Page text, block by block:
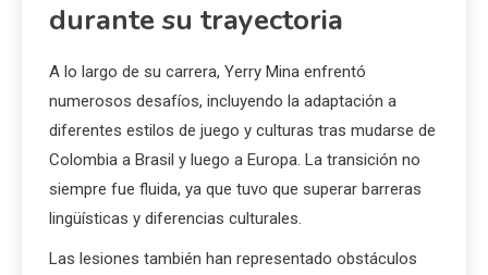
durante su trayectoria
A lo largo de su carrera, Yerry Mina enfrentó
numerosos desafíos, incluyendo la adaptación a
diferentes estilos de juego y culturas tras mudarse de
Colombia a Brasil y luego a Europa. La transición no
siempre fue fluida, ya que tuvo que superar barreras
lingüísticas y diferencias culturales.
Las lesiones también han representado obstáculos